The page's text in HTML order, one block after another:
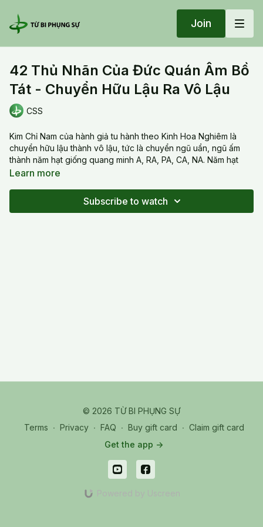
Join
42 Thủ Nhãn Của Đức Quán Âm Bồ
Tát - Chuyển Hữu Lậu Ra Vô Lậu
CSS
Kim Chỉ Nam của hành giả tu hành theo Kinh Hoa Nghiêm là
chuyển hữu lậu thành vô lậu, tức là chuyển ngũ uẩn, ngũ ấm
thành năm hạt giống quang minh A, RA, PA, CA, NA. Năm hạt
giống đó giúp chúng ta lúc nào cũng ở trong ánh sáng. Quang
Learn more
Subscribe to watch
© 2026 TỪ BI PHỤNG SỰ
Terms ∙ Privacy ∙ FAQ ∙ Buy gift card ∙ Claim gift card
Get the app ->
Powered by Uscreen